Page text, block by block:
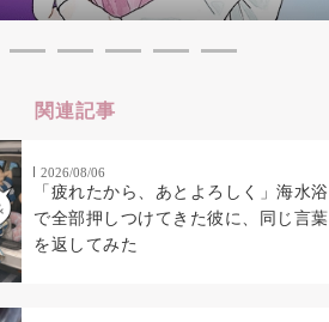
関連記事
2026/08/06
「疲れたから、あとよろしく」海水浴
で全部押しつけてきた彼に、同じ言葉
を返してみた